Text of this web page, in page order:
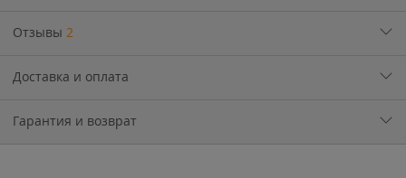
Отзывы 2
Доставка и оплата
Гарантия и возврат